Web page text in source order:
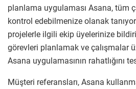
planlama uygulaması Asana, tüm
kontrol edebilmenize olanak tanıyor.
projelerle ilgili ekip üyelerinize
görevleri planlamak ve çalışmalar
Asana uygulamasının rahatlığını
Müşteri referansları, Asana